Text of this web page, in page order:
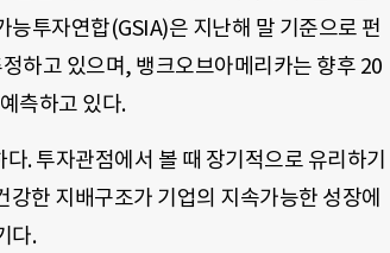
능투자연합(GSIA)은 지난해 말 기준으로 펀
하고 있으며, 뱅크오브아메리카는 향후 20
측하고 있다.
. 투자관점에서 볼 때 장기적으로 유리하기
한 지배구조가 기업의 지속가능한 성장에
다.